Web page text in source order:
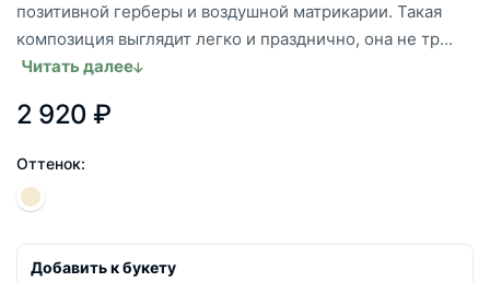
позитивной герберы и воздушной матрикарии. Такая
композиция выглядит легко и празднично, она не тр...
Читать далее
2 920 ₽
Оттенок:
Добавить к букету